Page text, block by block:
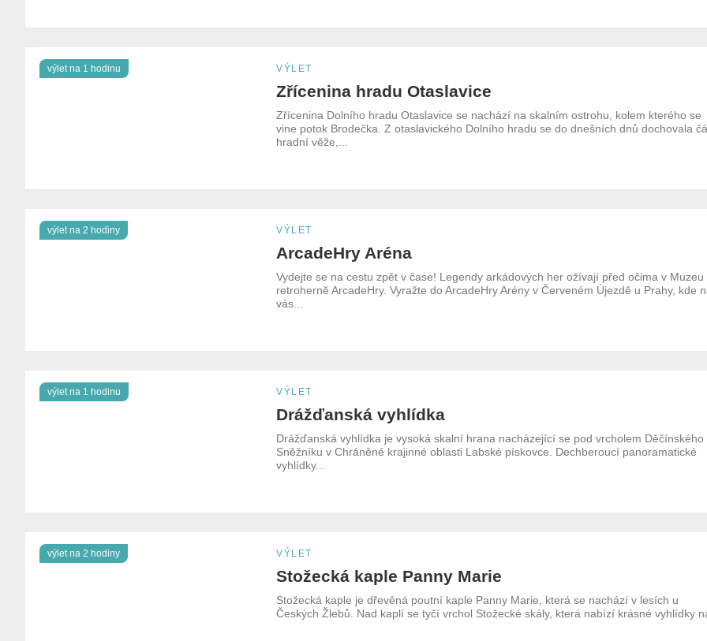
VÝLET
Zřícenina hradu Otaslavice
Zřícenina Dolního hradu Otaslavice se nachází na skalním ostrohu, kolem kterého se
vine potok Brodečka. Z otaslavického Dolního hradu se do dnešních dnů dochovala
hradní věže,...
výlet na 1 hodinu
VÝLET
ArcadeHry Aréna
Vydejte se na cestu zpět v čase! Legendy arkádových her ožívají před očima v Muzeu
retroherně ArcadeHry. Vyražte do ArcadeHry Arény v Červeném Újezdě u Prahy, kde
vás...
výlet na 2 hodiny
VÝLET
Drážďanská vyhlídka
Drážďanská vyhlídka je vysoká skalní hrana nacházející se pod vrcholem Děčínského
Sněžníku v Chráněné krajinné oblasti Labské pískovce. Dechberoucí panoramatické
vyhlídky...
výlet na 1 hodinu
VÝLET
Stožecká kaple Panny Marie
Stožecká kaple je dřevěná poutní kaple Panny Marie, která se nachází v lesích u
Českých Žlebů. Nad kaplí se tyčí vrchol Stožecké skály, která nabízí krásné vyhlídky
výlet na 2 hodiny